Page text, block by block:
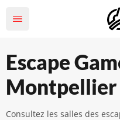
Escape
Montpellier
Consultez les salles des